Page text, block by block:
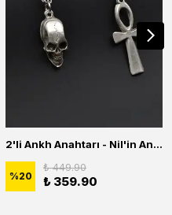
2'li Ankh Anahtarı - Nil'in Anahtarı - Kuru Kafa Erkek Kadın Kolye Seti
%20
₺ 449.90
₺ 359.90